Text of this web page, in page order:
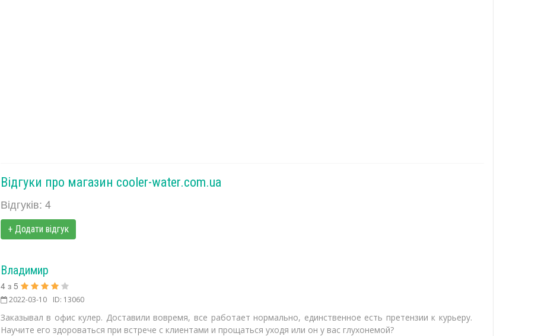
Відгуки про магазин cooler-water.com.ua
Відгуків: 4
+ Додати відгук
Владимир
4з 5
2022-03-10 ID: 13060
Заказывал в офис кулер. Доставили вовремя, все работает нормально, единственное есть претензии к курьеру.
Научите его здороваться при встрече с клиентами и прощаться уходя или он у вас глухонемой?